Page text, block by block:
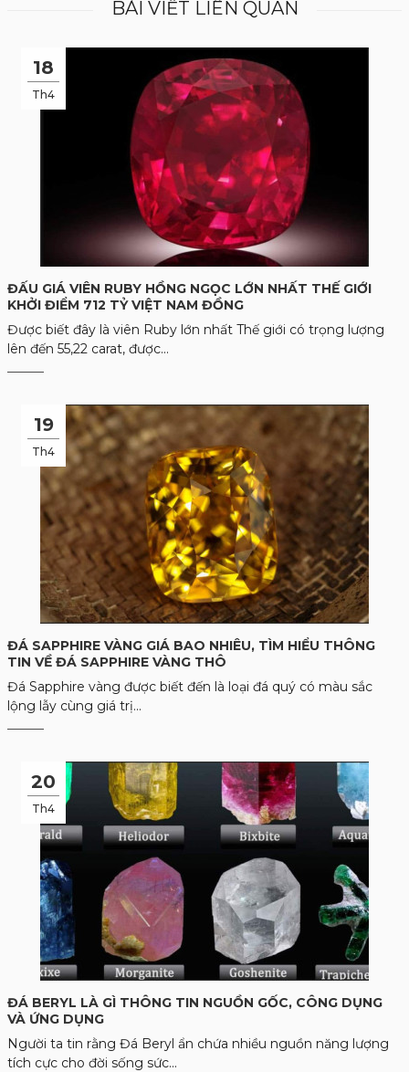
BÀI VIẾT LIÊN QUAN
18
Th4
ĐẤU GIÁ VIÊN RUBY HỒNG NGỌC LỚN NHẤT THẾ GIỚI
KHỞI ĐIỂM 712 TỶ VIỆT NAM ĐỒNG
Được biết đây là viên Ruby lớn nhất Thế giới có trọng lượng
lên đến 55,22 carat, được...
19
Th4
ĐÁ SAPPHIRE VÀNG GIÁ BAO NHIÊU, TÌM HIỂU THÔNG
TIN VỀ ĐÁ SAPPHIRE VÀNG THÔ
Đá Sapphire vàng được biết đến là loại đá quý có màu sắc
lộng lẫy cùng giá trị...
20
Th4
ĐÁ BERYL LÀ GÌ THÔNG TIN NGUỒN GỐC, CÔNG DỤNG
VÀ ỨNG DỤNG
Người ta tin rằng Đá Beryl ẩn chứa nhiều nguồn năng lượng
tích cực cho đời sống sức...